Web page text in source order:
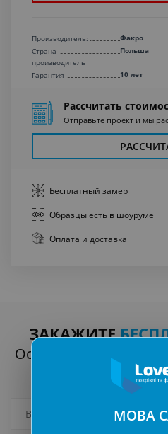
Производитель:
Факро
Страна-
производитель
Польша
Гарантия 10 лет
Рассчитать
Отправьте проект и мы
Бесплатный замер
Образцы есть в шоуруме
Оплата и доставка
ЗАКАЖИТЕ
Оставьте заявку,
с
МОВА